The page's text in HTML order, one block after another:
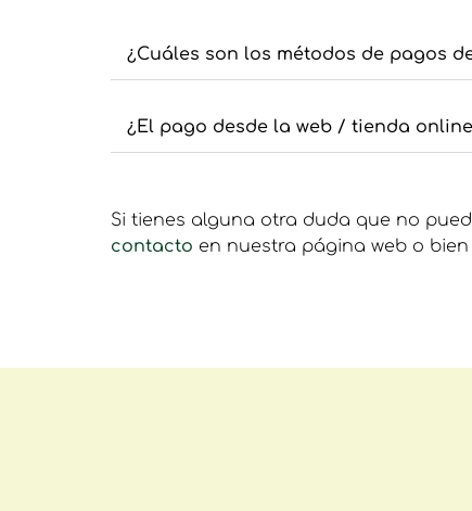
¿Cuáles son los métodos de pagos
¿El pago desde la web / tienda
Si tienes alguna otra duda que no
contacto en nuestra página web o